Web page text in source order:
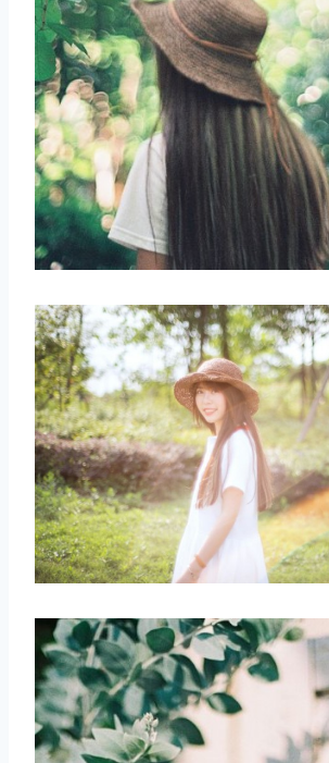
取消